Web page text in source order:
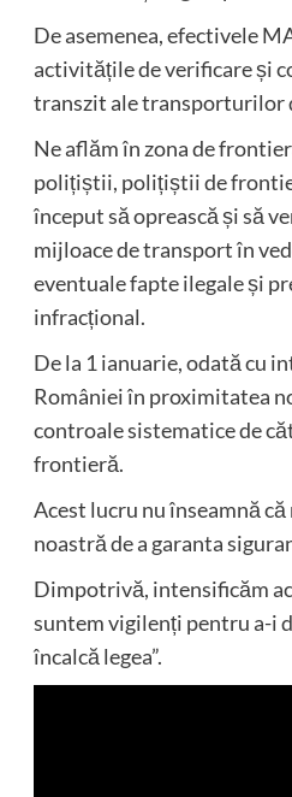
De asemenea, efectivele
activitățile de verificare și
transzit ale transporturilor
Ne aflăm în zona de
polițiștii, polițiștii de
început să oprească și să
mijloace de transport în
eventuale fapte ilegale și
infracțional.
De la 1 ianuarie, odată cu
României în proximitatea
controale sistematice de
frontieră.
Acest lucru nu înseamnă
noastră de a garanta
Dimpotrivă, intensificăm
suntem vigilenți pentru a-i
încalcă legea”.